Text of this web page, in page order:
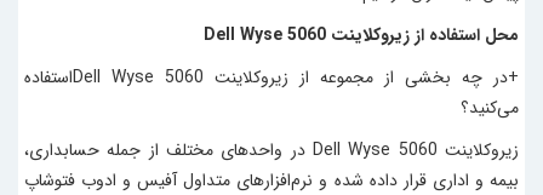
محل استفاده از زیرو‌‌کلاینت Dell Wyse 5060
+در چه بخشی از مجموعه از زیرو‌‌کلاینت Dell Wyse 5060استفاده
می‌کنید؟
زیرو‌‌کلاینت Dell Wyse 5060 در واحدهای مختلف از جمله حسابداری،
بیمه و اداری قرار داده شده و نرم‌افزارهای متداول آفیس و ادوب فتوشاپ